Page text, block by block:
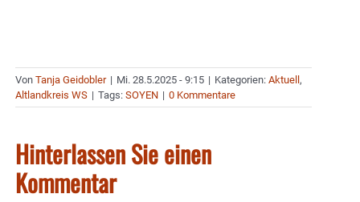
Von Tanja Geidobler | Mi. 28.5.2025 - 9:15 | Kategorien: Aktuell ,
Altlandkreis WS | Tags: SOYEN | 0 Kommentare
Hinterlassen Sie einen
Kommentar